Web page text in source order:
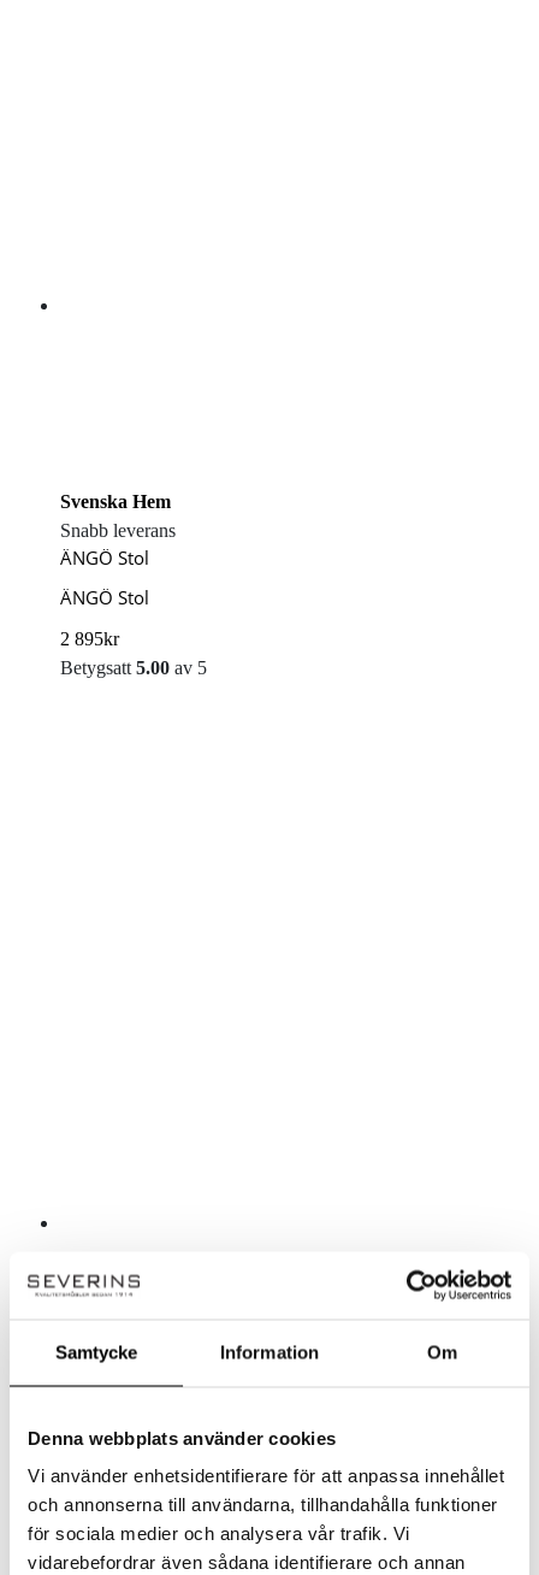
Samtycke Information Om
Denna webbplats använder cookies
Vi använder enhetsidentifierare för att anpassa innehållet
och annonserna till användarna, tillhandahålla funktioner
för sociala medier och analysera vår trafik. Vi
vidarebefordrar även sådana identifierare och annan
Svenska Hem
Snabb leverans
ÄNGÖ Stol
ÄNGÖ Stol
2 895kr
Betygsatt 5.00 av 5
Frank
Kampanj
Lunden Satsbord
Lunden Satsbord